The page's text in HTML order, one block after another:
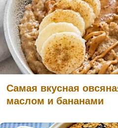
Самая вкусная
маслом и бананами